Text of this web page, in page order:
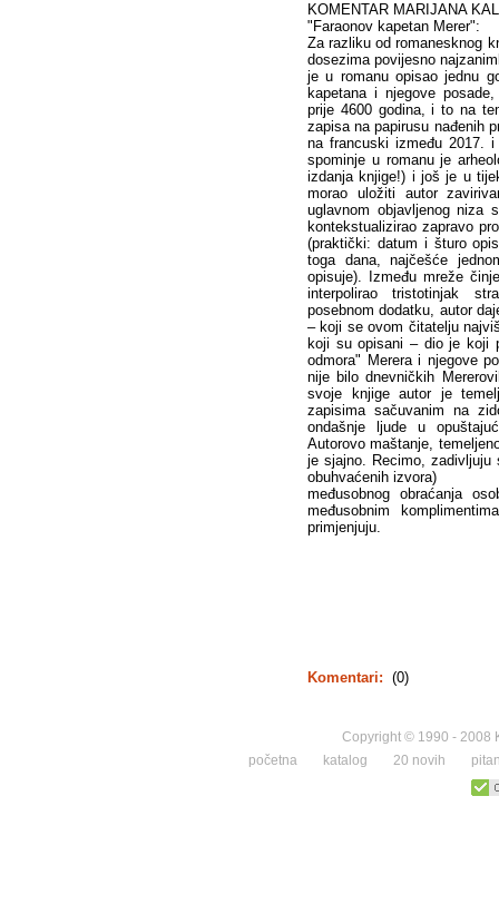
KOMENTAR MARIJANA
"Faraonov kapetan Merer":
Za razliku od romanesknog
dosezima povijesno
je u romanu opisao jednu
kapetana i njegove
prije 4600 godina, i to na
zapisa na papirusu nađenih
na francuski između 2017.
spominje u romanu je
izdanja knjige!) i još je u
morao uložiti autor
uglavnom objavljenog niza
kontekstualizirao zapravo
(praktički: datum i šturo
toga dana, najčešće
opisuje). Između mreže
interpolirao tristotinjak
posebnom dodatku, autor
– koji se ovom čitatelju
koji su opisani – dio je koji
odmora" Merera i njegove
nije bilo dnevničkih
svoje knjige autor je
zapisima sačuvanim na
ondašnje ljude u
Autorovo maštanje,
je sjajno. Recimo, zadivljuju
obuhvaćenih izvora)
međusobnog obraćanja
međusobnim
primjenjuju.
Komentari: (0)
Copyright © 1990 - 2008
početna
katalog 20 novih